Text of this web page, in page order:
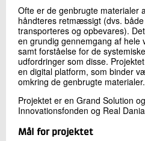
Send
Ofte er de genbrugte materialer
håndteres retmæssigt (dvs.
transporteres og opbevares).
en grundig gennemgang af
samt forståelse for de
udfordringer som disse.
en digital platform, som binder
omkring de genbrugte materialer.
Projektet er en Grand Solution
Innovationsfonden og Real
Mål for projektet